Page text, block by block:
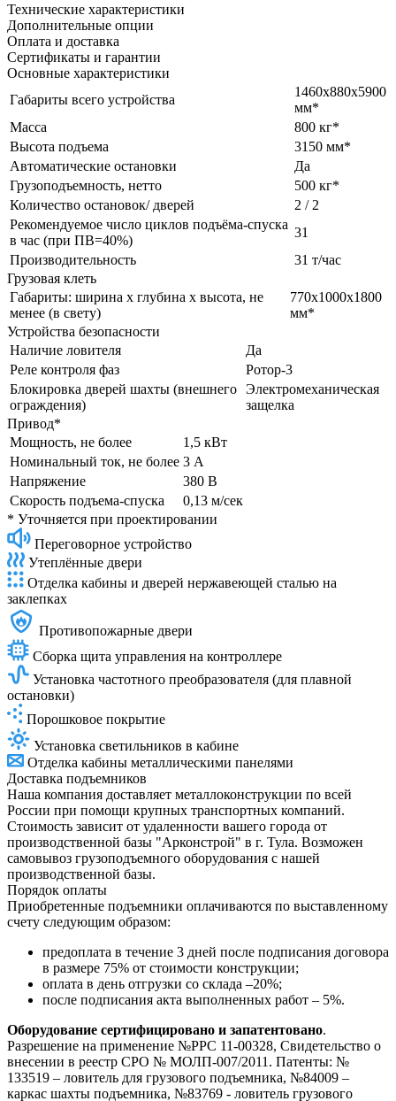
Технические характеристики
Дополнительные опции
Оплата и доставка
Сертификаты и гарантии
Основные характеристики
Габариты всего устройства
1460х880х5900
мм*
Масса
800 кг*
Высота подъема
3150 мм*
Автоматические остановки
Да
Грузоподъемность, нетто
500 кг*
Количество остановок/ дверей
2 / 2
Рекомендуемое число циклов подъёма-спуска
в час (при ПВ=40%)
31
Производительность
31 т/час
Грузовая клеть
Габариты: ширина х глубина х высота, не
менее (в свету)
770х1000х1800
мм*
Устройства безопасности
Наличие ловителя
Да
Реле контроля фаз
Ротор-3
Блокировка дверей шахты (внешнего
ограждения)
Электромеханическая
защелка
Привод*
Мощность, не более
1,5 кВт
Номинальный ток, не более 3 А
Напряжение
380 В
Скорость подъема-спуска
0,13 м/сек
* Уточняется при проектировании
Переговорное устройство
Утеплённые двери
Отделка кабины и дверей нержавеющей сталью на
заклепках
Противопожарные двери
Сборка щита управления на контроллере
Установка частотного преобразователя (для плавной
остановки)
Порошковое покрытие
Установка светильников в кабине
Отделка кабины металлическими панелями
Доставка подъемников
Наша компания доставляет металлоконструкции по всей
России при помощи крупных транспортных компаний.
Стоимость зависит от удаленности вашего города от
производственной базы "Арконстрой" в г. Тула. Возможен
самовывоз грузоподъемного оборудования с нашей
производственной базы.
Порядок оплаты
Приобретенные подъемники оплачиваются по выставленному
счету следующим образом:
предоплата в течение 3 дней после подписания договора
в размере 75% от стоимости конструкции;
оплата в день отгрузки со склада –20%;
после подписания акта выполненных работ – 5%.
Оборудование сертифицировано и запатентовано.
Разрешение на применение №РРС 11-00328, Свидетельство о
внесении в реестр СРО № МОЛП-007/2011. Патенты: №
133519 – ловитель для грузового подъемника, №84009 –
каркас шахты подъемника, №83769 - ловитель грузового